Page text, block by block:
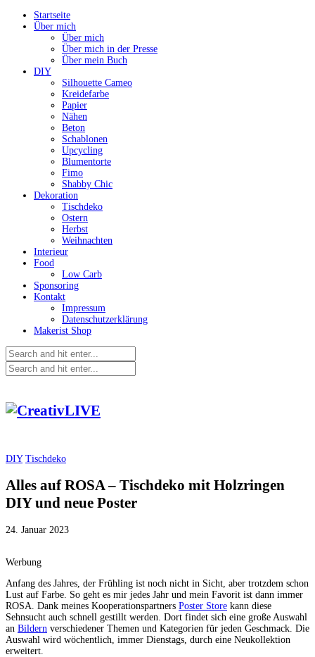
Startseite
Über mich
Über mich
Über mich in der Presse
Über mein Buch
DIY
Silhouette Cameo
Kreidefarbe
Papier
Nähen
Beton
Schablonen
Upcycling
Blumentorte
Fimo
Shabby Chic
Dekoration
Tischdeko
Ostern
Herbst
Weihnachten
Interieur
Food
Low Carb
Sponsoring
Kontakt
Impressum
Datenschutzerklärung
Makerist Shop
DIY Tischdeko
Alles auf ROSA – Tischdeko mit Holzringen
DIY und neue Poster
24. Januar 2023
Werbung
Anfang des Jahres, der Frühling ist noch nicht in Sicht, aber trotzdem schon
Lust auf Farbe. So geht es mir jedes Jahr und mein Favorit ist dann immer
ROSA. Dank meines Kooperationspartners Poster Store kann diese
Sehnsucht auch schnell gestillt werden. Dort findet sich eine große Auswahl
an Bildern verschiedener Themen und Kategorien für jeden Geschmack. Die
Auswahl wird wöchentlich, immer Dienstags, durch eine Neukollektion
erweitert.